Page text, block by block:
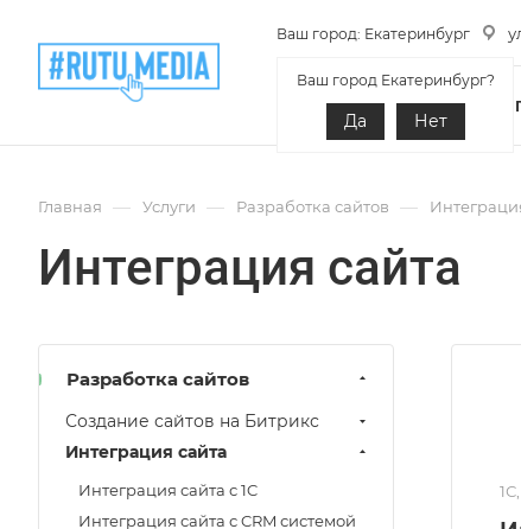
Ваш город: Екатеринбург
Ваш город Екатеринбург?
Да Нет
О КОМПАНИИ
Главная — Услуги — Разработка сайтов —
Интеграция сайта
Разработка сайтов
Создание сайтов на Битрикс
Интеграция сайта
Интеграция сайта с 1C
Интеграция сайта с CRM системой